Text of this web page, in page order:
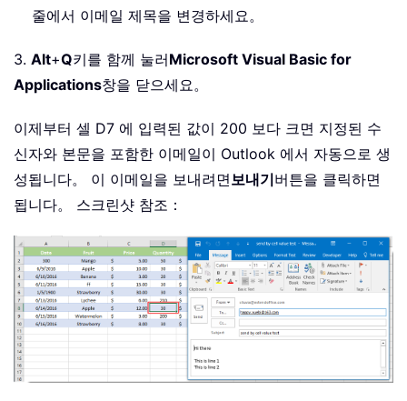
Set xOutMail = Nothing
End
Sub
줄에서 이메일 제목을 변경하세요。
3. Alt+Q키를 함께 눌러Microsoft Visual Basic for
Applications창을 닫으세요。
이제부터 셀 D7 에 입력된 값이 200 보다 크면 지정된 수
신자와 본문을 포함한 이메일이 Outlook 에서 자동으로 생
성됩니다。 이 이메일을 보내려면보내기버튼을 클릭하면
됩니다。 스크린샷 참조：